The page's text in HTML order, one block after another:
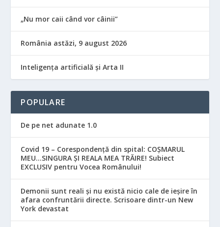
„Nu mor caii când vor câinii”
România astăzi, 9 august 2026
Inteligența artificială și Arta II
POPULARE
De pe net adunate 1.0
Covid 19 – Corespondență din spital: COȘMARUL
MEU…SINGURA ȘI REALA MEA TRĂIRE! Subiect
EXCLUSIV pentru Vocea Românului!
Demonii sunt reali și nu există nicio cale de ieșire în
afara confruntării directe. Scrisoare dintr-un New
York devastat